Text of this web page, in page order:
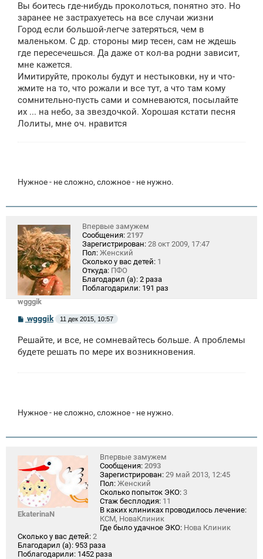
б
щ
е
н
и
Вы боитесь где-нибудь проколоться, понятно это. Но
заранее не застрахуетесь на все случаи жизни
Город если большой-легче затеряться, чем в
маленьком. С др. стороны мир тесен, сам не ждешь
где пересечешься. Да даже от кол-ва родни зависит,
мне кажется.
Имитируйте, проколы будут и нестыковки, ну и что-
жмите на то, что рожали и все тут, а что там кому
сомнительно-пусть сами и сомневаются, посылайте
их ... на небо, за звездочкой. Хорошая кстати песня
Лолиты, мне оч. нравится
Нужное - не сложно, сложное - не нужно.
wgggik
Впервые замужем
Сообщения: 2197
Зарегистрирован: 28 окт 2009, 17:47
Пол: Женский
Сколько у вас детей: 1
Откуда: ПФО
Благодарил (а): 2 раза
Поблагодарили: 191 раз
С
б
щ
е
wgggik 11 дек 2015, 10:57
Решайте, и все, не сомневайтесь больше. А проблемы
будете решать по мере их возникновения.
Нужное - не сложно, сложное - не нужно.
EkaterinaN
Впервые замужем
Сообщения: 2093
Зарегистрирован: 29 май 2013, 12:45
Пол: Женский
Сколько попыток ЭКО: 3
Стаж бесплодия: 11
В каких клиниках проводилось лечение:
КСМ, НоваКлиник
Где было удачное ЭКО: Нова Клиник
Сколько у вас детей: 2
Благодарил (а): 953 раза
Поблагодарили: 1452 раза